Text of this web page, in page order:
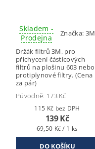
Skladem -
Prodejna
Značka: 3M
Držák filtrů 3M, pro
přichycení částicových
filtrů na plošinu 603 nebo
protiplynové filtry. (Cena
za pár)
Původně: 173 Kč
115 Kč bez DPH
139 Kč
69,50 Kč / 1 ks